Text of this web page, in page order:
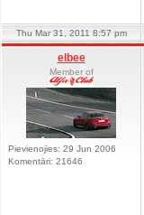
Thu Mar 31, 2011 8:57 pm
elbee
Member of
Pievienojies: 29 Jun 2006
Komentāri: 21646